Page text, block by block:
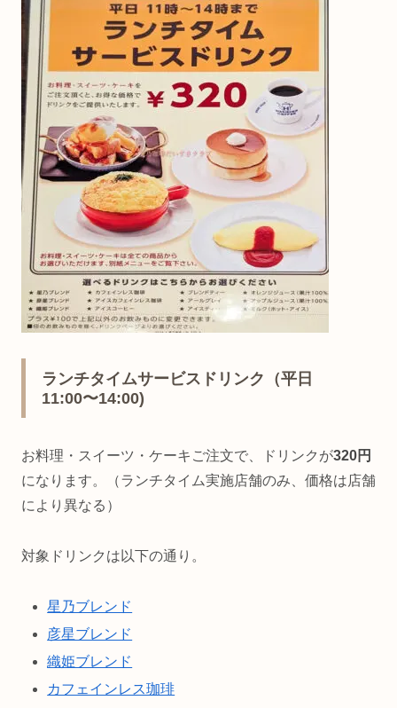
ランチタイムサービスドリンク（平日
11:00〜14:00)
お料理・スイーツ・ケーキご注文で、ドリンクが320円
になります。（ランチタイム実施店舗のみ、価格は店舗
により異なる）
対象ドリンクは以下の通り。
星乃ブレンド
彦星ブレンド
織姫ブレンド
カフェインレス珈琲